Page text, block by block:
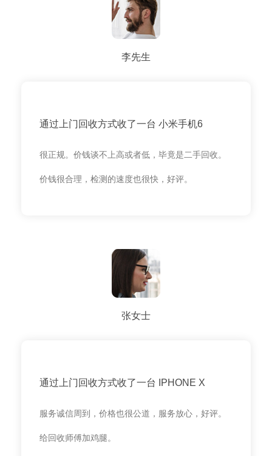
李先生
通过上门回收方式收了一台 小米手机6
很正规。价钱谈不上高或者低，毕竟是二手回收。
价钱很合理，检测的速度也很快，好评。
张女士
通过上门回收方式收了一台 IPHONE X
服务诚信周到，价格也很公道，服务放心，好评。
给回收师傅加鸡腿。